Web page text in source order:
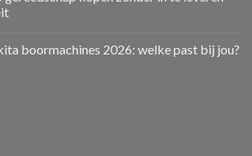
boormachines 2026: welke past bij jou?